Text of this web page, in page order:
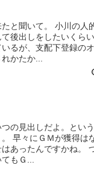
と聞いて。 小川の人
後出しをしたいくらい
るが、支配下登録の
かたか...
の見出しだよ。とい
早々にＧＭが獲得は
あったんですかね。
もＧ...